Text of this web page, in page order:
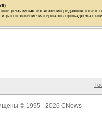
.
рекламных объявлений редакция
материалов принадлежат
© 1995 - 2026 CNews